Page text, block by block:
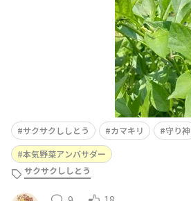
サクサクししとう カマキリ
守り神
本気野菜アンバサダー
サクサクししとう